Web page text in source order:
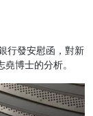
行發安慰函，對新
博士的分析。